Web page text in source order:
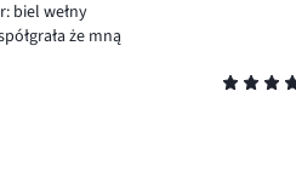
biel wełny
że mną